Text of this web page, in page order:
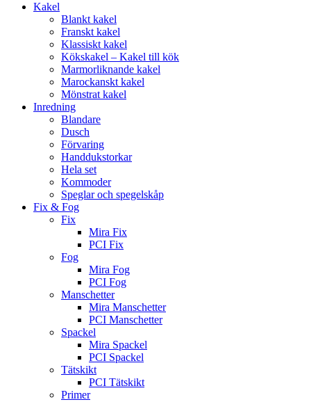
Kakel
Blankt kakel
Franskt kakel
Klassiskt kakel
Kökskakel – Kakel till kök
Marmorliknande kakel
Marockanskt kakel
Mönstrat kakel
Inredning
Blandare
Dusch
Förvaring
Handdukstorkar
Hela set
Kommoder
Speglar och spegelskåp
Fix & Fog
Fix
Mira Fix
PCI Fix
Fog
Mira Fog
PCI Fog
Manschetter
Mira Manschetter
PCI Manschetter
Spackel
Mira Spackel
PCI Spackel
Tätskikt
PCI Tätskikt
Primer